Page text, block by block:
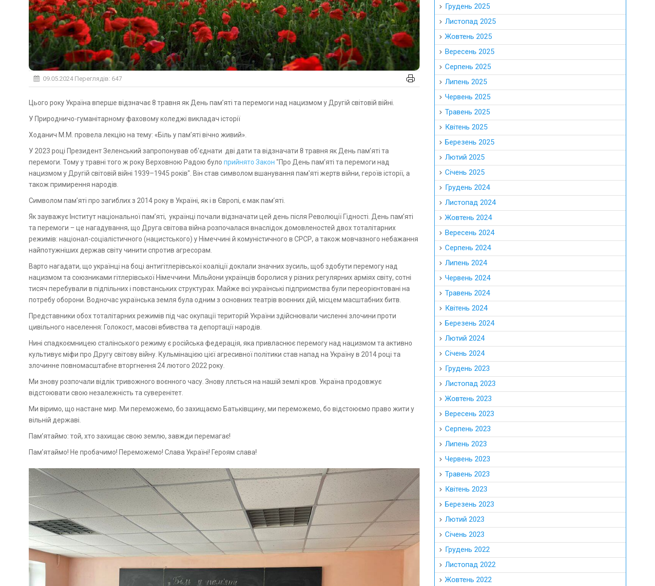
09.05.2024Переглядів: 647
Цього року Україна вперше відзначає 8 травня як День пам’яті та перемоги над нацизмом у Другій світовій війні.
У Природничо-гуманітарному фаховому коледжі викладач історії
Ходанич М.М. провела лекцію на тему: «Біль у пам’яті вічно живий».
У 2023 році Президент Зеленський запропонував об'єднати дві дати та відзначати 8 травня як День пам’яті та
перемоги. Тому у травні того ж року Верховною Радою було прийнято Закон "Про День пам’яті та перемоги над
нацизмом у Другій світовій війні 1939–1945 років". Він став символом вшанування пам'яті жертв війни, героїв історії, а
також примирення народів.
Символом пам’яті про загиблих з 2014 року в Україні, як і в Європі, є мак пам’яті.
Як зауважує Інститут національної пам’яті, українці почали відзначати цей день після Революції Гідності. День пам’яті
та перемоги – це нагадування, що Друга світова війна розпочалася внаслідок домовленостей двох тоталітарних
режимів: націонал-соціалістичного (нацистського) у Німеччині й комуністичного в СРСР, а також мовчазного небажання
найпотужніших держав світу чинити спротив агресорам.
Варто нагадати, що українці на боці антигітлерівської коаліції доклали значних зусиль, щоб здобути перемогу над
нацизмом та союзниками гітлерівської Німеччини. Мільйони українців боролися у різних регулярних арміях світу, сотні
тисяч перебували в підпільних і повстанських структурах. Майже всі українські підприємства були переорієнтовані на
потребу оборони. Водночас українська земля була одним з основних театрів воєнних дій, місцем масштабних битв.
Представники обох тоталітарних режимів під час окупації територій України здійснювали численні злочини проти
цивільного населення: Голокост, масові вбивства та депортації народів.
Нині спадкоємницею сталінського режиму є російська федерація, яка привласнює перемогу над нацизмом та активно
культивує міфи про Другу світову війну. Кульмінацією цієї агресивної політики став напад на Україну в 2014 році та
злочинне повномасштабне вторгнення 24 лютого 2022 року.
Ми знову розпочали відлік тривожного воєнного часу. Знову ллється на нашій землі кров. Україна продовжує
відстоювати свою незалежність та суверенітет.
Ми віримо, що настане мир. Ми переможемо, бо захищаємо Батьківщину, ми переможемо, бо відстоюємо право жити у
вільній державі.
Пам’ятаймо: той, хто захищає свою землю, завжди перемагає!
Пам’ятаймо! Не пробачимо! Переможемо! Слава Україні! Героям слава!
Грудень 2025
Листопад 2025
Жовтень 2025
Вересень 2025
Серпень 2025
Липень 2025
Червень 2025
Травень 2025
Квітень 2025
Березень 2025
Лютий 2025
Січень 2025
Грудень 2024
Листопад 2024
Жовтень 2024
Вересень 2024
Серпень 2024
Липень 2024
Червень 2024
Травень 2024
Квітень 2024
Березень 2024
Лютий 2024
Січень 2024
Грудень 2023
Листопад 2023
Жовтень 2023
Вересень 2023
Серпень 2023
Липень 2023
Червень 2023
Травень 2023
Квітень 2023
Березень 2023
Лютий 2023
Січень 2023
Грудень 2022
Листопад 2022
Жовтень 2022